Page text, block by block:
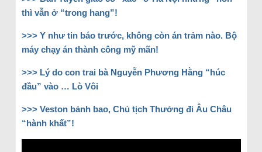
thì vẫn ở “trong hang”!
>>> Y như tin báo trước, không còn án trảm nào. Bộ
máy chạy án thành công mỹ mãn!
>>> Lý do con trai bà Nguyễn Phương Hằng “húc
đầu” vào … Lò Vôi
>>> Veston bảnh bao, Chủ tịch Thưởng đi Âu Châu
“hành khất”!